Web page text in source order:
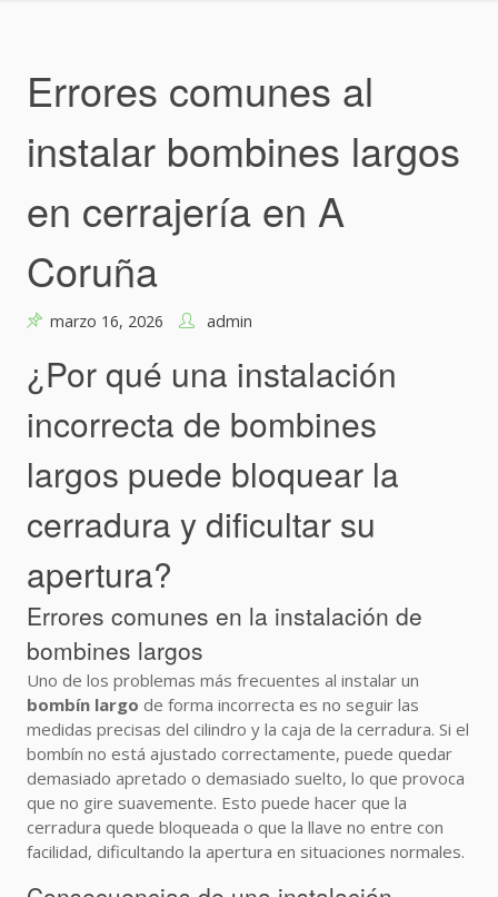
Errores comunes al
instalar bombines largos
en cerrajería en A
Coruña
marzo 16, 2026 admin
¿Por qué una instalación
incorrecta de bombines
largos puede bloquear la
cerradura y dificultar su
apertura?
Errores comunes en la instalación de
bombines largos
Uno de los problemas más frecuentes al instalar un
bombín largo de forma incorrecta es no seguir las
medidas precisas del cilindro y la caja de la cerradura. Si el
bombín no está ajustado correctamente, puede quedar
demasiado apretado o demasiado suelto, lo que provoca
que no gire suavemente. Esto puede hacer que la
cerradura quede bloqueada o que la llave no entre con
facilidad, dificultando la apertura en situaciones normales.